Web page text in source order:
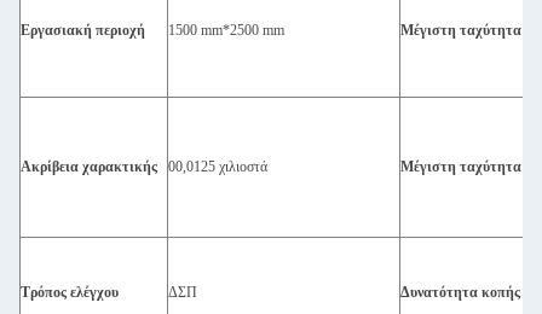
Εργασιακή περιοχή 1500 mm*2500 mm Μέγιστη ταχύτητα
Ακρίβεια χαρακτικής 00,0125 χιλιοστά Μέγιστη ταχύτητα
Τρόπος ελέγχου ΔΣΠ Δυνατότητα κοπής